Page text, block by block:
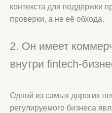
контекста для поддержки
проверки, а не её обхода.
2. Он имеет
внутри fintech-
Одной из самых дорогих
регулируемого бизнеса